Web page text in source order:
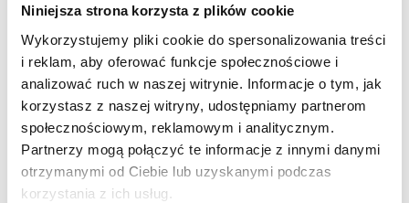
Niniejsza strona korzysta z plików cookie
Wykorzystujemy pliki cookie do spersonalizowania treści
i reklam, aby oferować funkcje społecznościowe i
analizować ruch w naszej witrynie. Informacje o tym, jak
korzystasz z naszej witryny, udostępniamy partnerom
społecznościowym, reklamowym i analitycznym.
Partnerzy mogą połączyć te informacje z innymi danymi
otrzymanymi od Ciebie lub uzyskanymi podczas
korzystania z ich usług.
Wystąpieniu bielika krzyżowych można zapobiec
poprzez odpowiednie zmianowanie. Ponadto
wskazane jest usuwanie z uprawy pozostałości
roślinnych oraz w momencie zbioru.